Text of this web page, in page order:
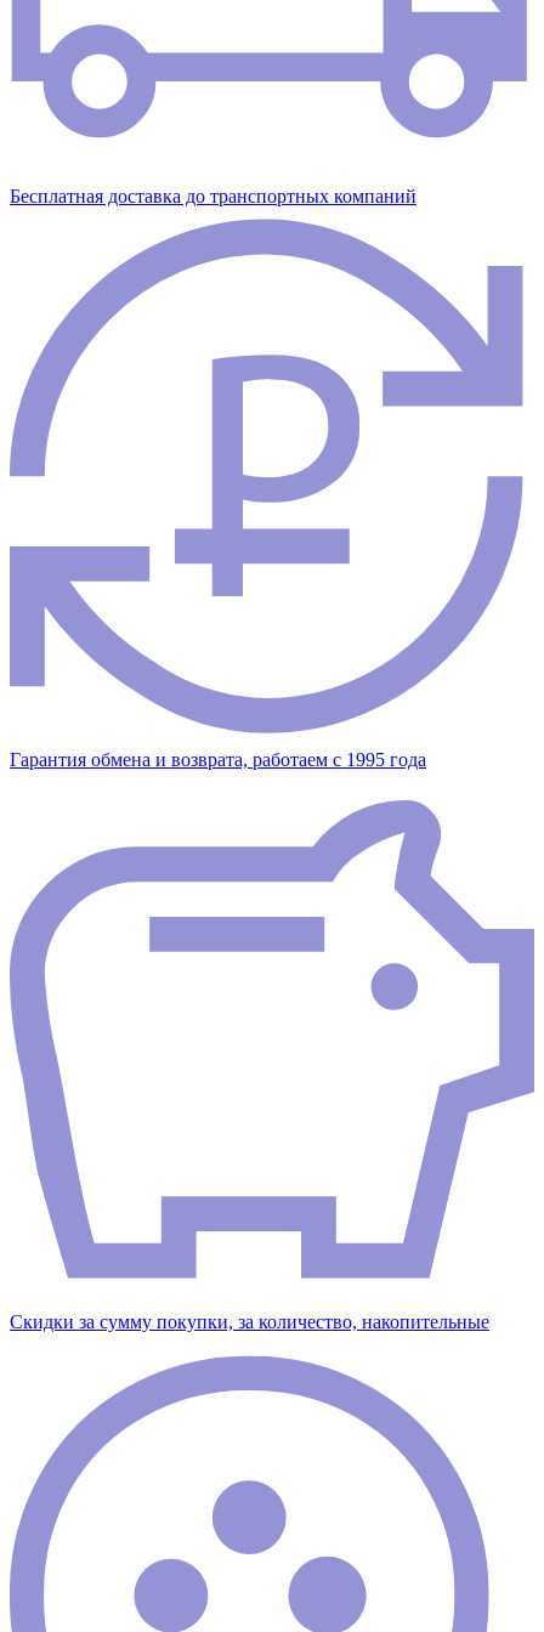
Бесплатная доставка до транспортных компаний
Гарантия обмена и возврата, работаем с 1995 года
Скидки за сумму покупки, за количество, накопительные